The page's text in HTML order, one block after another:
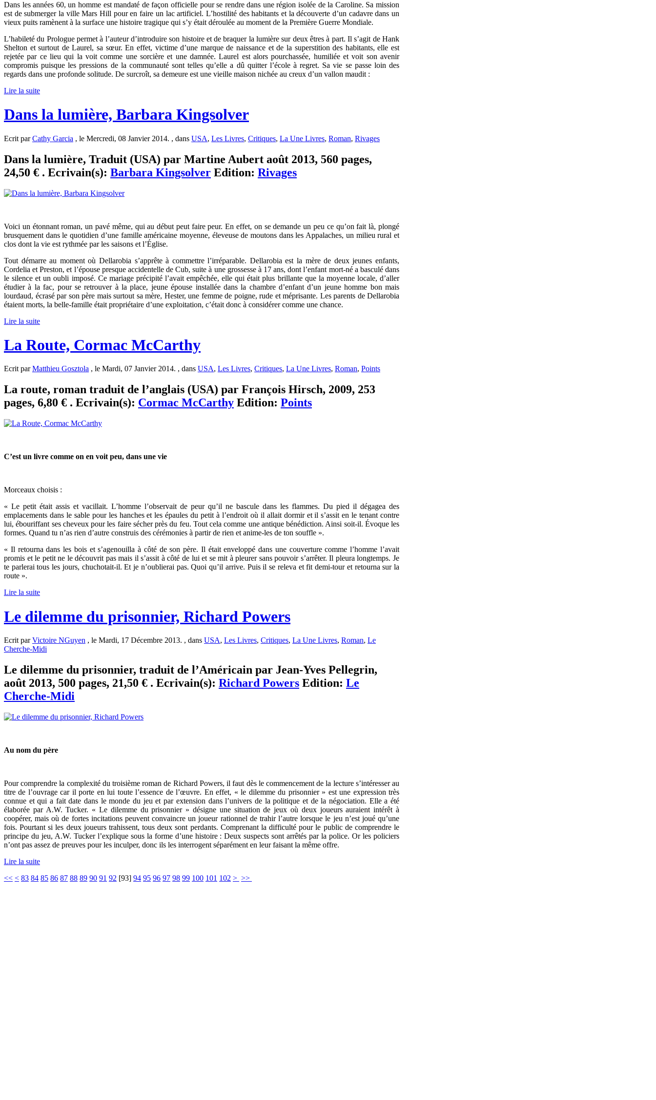
Dans les années 60, un homme est mandaté de façon officielle pour se rendre dans une région isolée de la Caroline. Sa mission
est de submerger la ville Mars Hill pour en faire un lac artificiel. L’hostilité des habitants et la découverte d’un cadavre dans un
vieux puits ramènent à la surface une histoire tragique qui s’y était déroulée au moment de la Première Guerre Mondiale.
L’habileté du Prologue permet à l’auteur d’introduire son histoire et de braquer la lumière sur deux êtres à part. Il s’agit de Hank
Shelton et surtout de Laurel, sa sœur. En effet, victime d’une marque de naissance et de la superstition des habitants, elle est
rejetée par ce lieu qui la voit comme une sorcière et une damnée. Laurel est alors pourchassée, humiliée et voit son avenir
compromis puisque les pressions de la communauté sont telles qu’elle a dû quitter l’école à regret. Sa vie se passe loin des
regards dans une profonde solitude. De surcroît, sa demeure est une vieille maison nichée au creux d’un vallon maudit :
Lire la suite
Dans la lumière, Barbara Kingsolver
Ecrit parCathy Garcia , le Mercredi, 08 Janvier 2014. , dans USA, Les Livres, Critiques, La Une Livres, Roman, Rivages
Dans la lumière, Traduit (USA) par Martine Aubert août 2013, 560 pages,
24,50 € . Ecrivain(s): Barbara Kingsolver Edition: Rivages
Voici un étonnant roman, un pavé même, qui au début peut faire peur. En effet, on se demande un peu ce qu’on fait là, plongé
brusquement dans le quotidien d’une famille américaine moyenne, éleveuse de moutons dans les Appalaches, un milieu rural et
clos dont la vie est rythmée par les saisons et l’Église.
Tout démarre au moment où Dellarobia s’apprête à commettre l’irréparable. Dellarobia est la mère de deux jeunes enfants,
Cordelia et Preston, et l’épouse presque accidentelle de Cub, suite à une grossesse à 17 ans, dont l’enfant mort-né a basculé dans
le silence et un oubli imposé. Ce mariage précipité l’avait empêchée, elle qui était plus brillante que la moyenne locale, d’aller
étudier à la fac, pour se retrouver à la place, jeune épouse installée dans la chambre d’enfant d’un jeune homme bon mais
lourdaud, écrasé par son père mais surtout sa mère, Hester, une femme de poigne, rude et méprisante. Les parents de Dellarobia
étaient morts, la belle-famille était propriétaire d’une exploitation, c’était donc à considérer comme une chance.
Lire la suite
La Route, Cormac McCarthy
Ecrit parMatthieu Gosztola , le Mardi, 07 Janvier 2014. , dans USA, Les Livres, Critiques, La Une Livres, Roman, Points
La route, roman traduit de l’anglais (USA) par François Hirsch, 2009, 253
pages, 6,80 € . Ecrivain(s): Cormac McCarthy Edition: Points
C’est un livre comme on en voit peu, dans une vie
Morceaux choisis :
« Le petit était assis et vacillait. L’homme l’observait de peur qu’il ne bascule dans les flammes. Du pied il dégagea des
emplacements dans le sable pour les hanches et les épaules du petit à l’endroit où il allait dormir et il s’assit en le tenant contre
lui, ébouriffant ses cheveux pour les faire sécher près du feu. Tout cela comme une antique bénédiction. Ainsi soit-il. Évoque les
formes. Quand tu n’as rien d’autre construis des cérémonies à partir de rien et anime-les de ton souffle ».
« Il retourna dans les bois et s’agenouilla à côté de son père. Il était enveloppé dans une couverture comme l’homme l’avait
promis et le petit ne le découvrit pas mais il s’assit à côté de lui et se mit à pleurer sans pouvoir s’arrêter. Il pleura longtemps. Je
te parlerai tous les jours, chuchotait-il. Et je n’oublierai pas. Quoi qu’il arrive. Puis il se releva et fit demi-tour et retourna sur la
route ».
Lire la suite
Le dilemme du prisonnier, Richard Powers
Ecrit parVictoire NGuyen , le Mardi, 17 Décembre 2013. , dans USA, Les Livres, Critiques, La Une Livres, Roman, Le
Cherche-Midi
Le dilemme du prisonnier, traduit de l’Américain par Jean-Yves Pellegrin,
août 2013, 500 pages, 21,50 € . Ecrivain(s): Richard Powers Edition: Le
Cherche-Midi
Au nom du père
Pour comprendre la complexité du troisième roman de Richard Powers, il faut dès le commencement de la lecture s’intéresser au
titre de l’ouvrage car il porte en lui toute l’essence de l’œuvre. En effet, « le dilemme du prisonnier » est une expression très
connue et qui a fait date dans le monde du jeu et par extension dans l’univers de la politique et de la négociation. Elle a été
élaborée par A.W. Tucker. « Le dilemme du prisonnier » désigne une situation de jeux où deux joueurs auraient intérêt à
coopérer, mais où de fortes incitations peuvent convaincre un joueur rationnel de trahir l’autre lorsque le jeu n’est joué qu’une
fois. Pourtant si les deux joueurs trahissent, tous deux sont perdants. Comprenant la difficulté pour le public de comprendre le
principe du jeu, A.W. Tucker l’explique sous la forme d’une histoire : Deux suspects sont arrêtés par la police. Or les policiers
n’ont pas assez de preuves pour les inculper, donc ils les interrogent séparément en leur faisant la même offre.
Lire la suite
<< < 83 84 85 86 87 88 89 90 91 92 [93] 94 95 96 97 98 99 100 101 102 > >>